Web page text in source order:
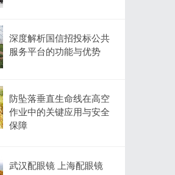
深度解析国信招投标公共
服务平台的功能与优势
防坠落垂直生命线在高空
作业中的关键应用与安全
保障
武汉配眼镜 上海配眼镜